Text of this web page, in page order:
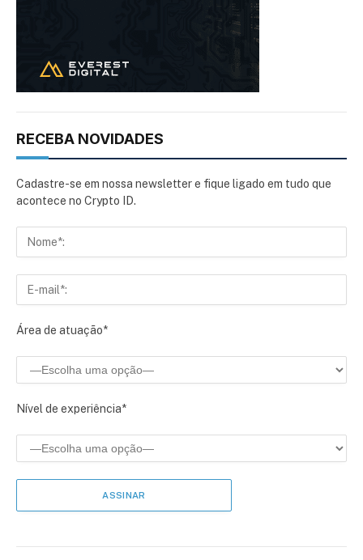
RECEBA NOVIDADES
Cadastre-se em nossa newsletter e fique ligado em tudo que
acontece no Crypto ID.
Área de atuação*
Nível de experiência*